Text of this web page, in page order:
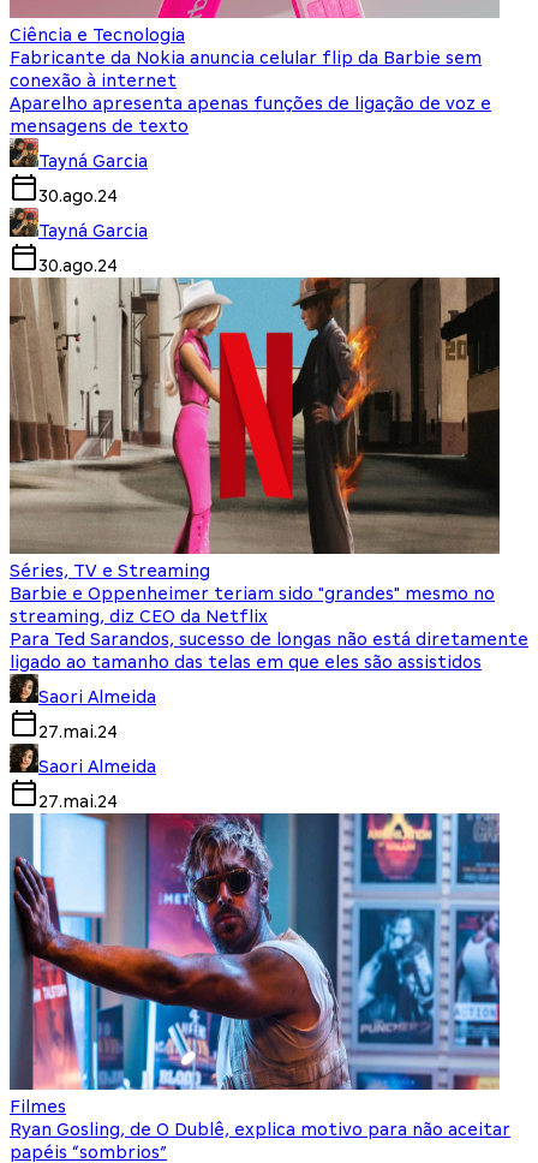
Ciência e Tecnologia
Fabricante da Nokia anuncia celular flip da Barbie sem
conexão à internet
Aparelho apresenta apenas funções de ligação de voz e
mensagens de texto
Tayná Garcia
30.ago.24
Tayná Garcia
30.ago.24
Séries, TV e Streaming
Barbie e Oppenheimer teriam sido "grandes" mesmo no
streaming, diz CEO da Netflix
Para Ted Sarandos, sucesso de longas não está diretamente
ligado ao tamanho das telas em que eles são assistidos
Saori Almeida
27.mai.24
Saori Almeida
27.mai.24
Filmes
Ryan Gosling, de O Dublê, explica motivo para não aceitar
papéis “sombrios”